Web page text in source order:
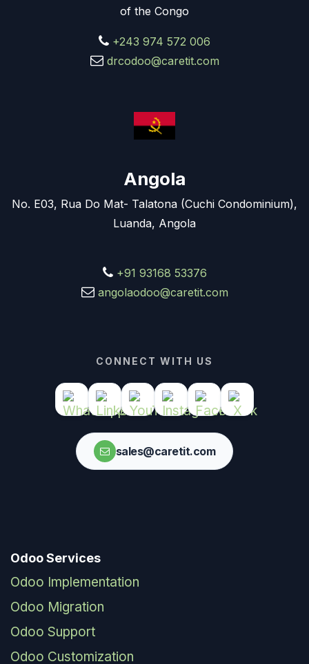
of the Congo
+243 974 572 006
drcodoo@caretit.com
Angola
No. E03, Rua Do Mat- Talatona (Cuchi Condominium),
Luanda, Angola
+91 93168 53376
angolaodoo@caretit.com
CONNECT WITH US
sales@caretit.com
Odoo Services
Odoo Implementation
Odoo Migration
Odoo Support
Odoo Customization